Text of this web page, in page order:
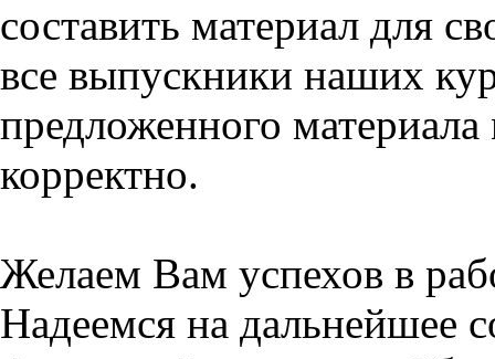
составить материал для
все выпускники наших
предложенного
корректно.
Желаем Вам успехов в
Надеемся на дальнейшее